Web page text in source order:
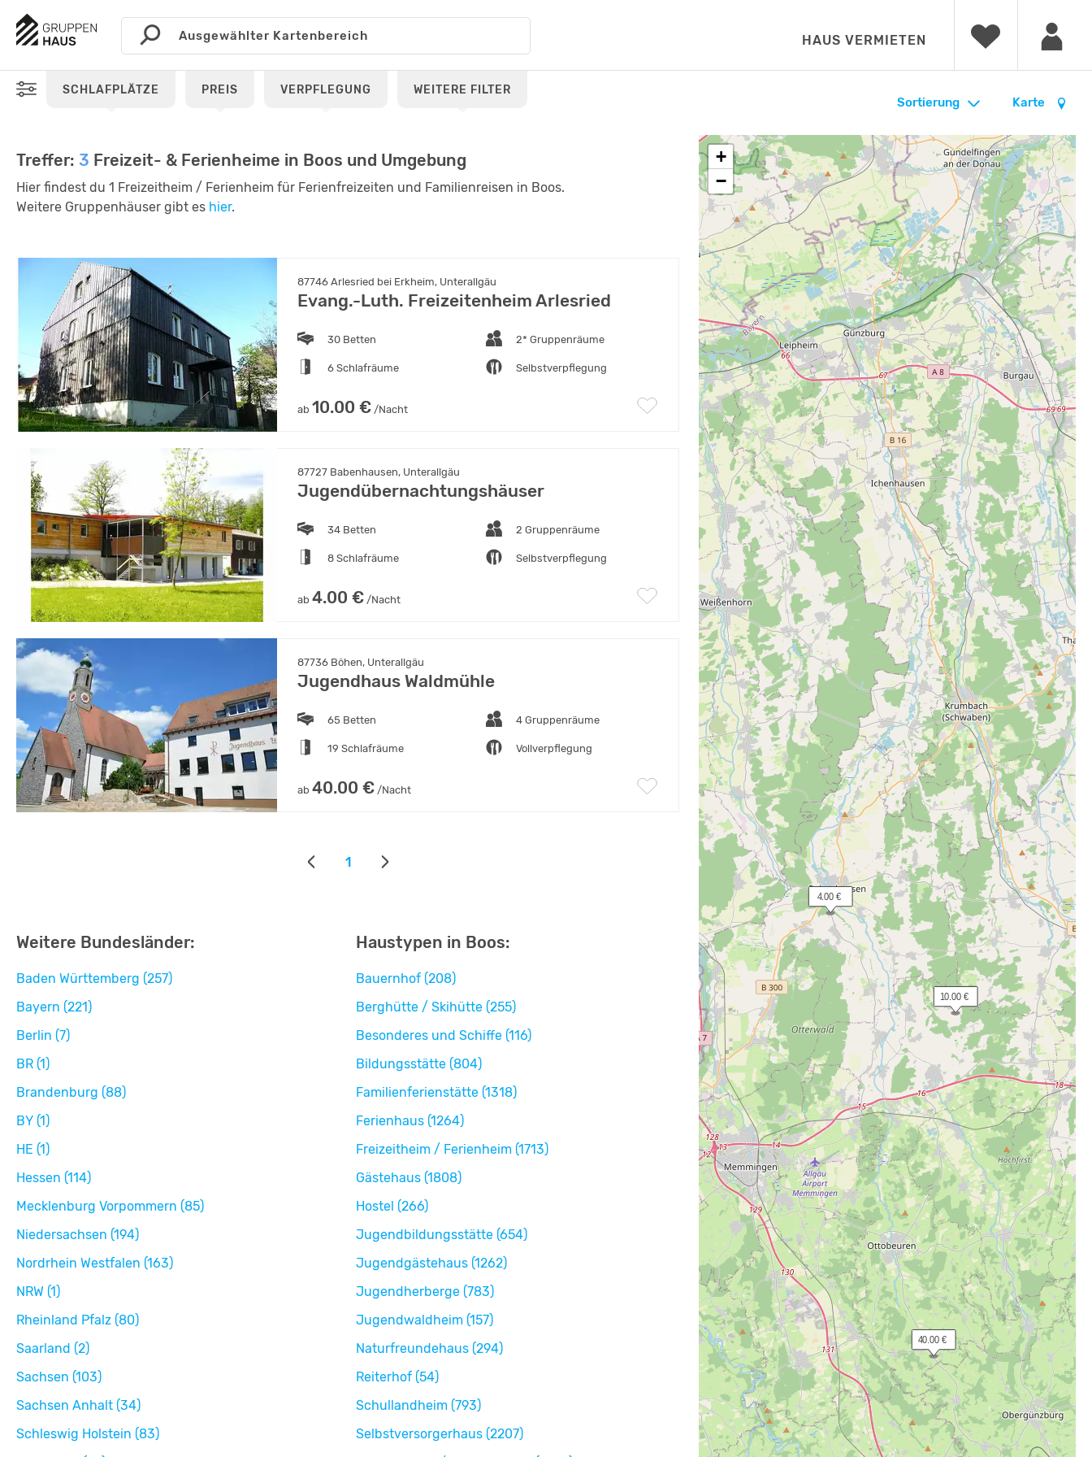
HAUS VERMIETEN
SCHLAFPLÄTZE PREIS VERPFLEGUNG WEITERE FILTER
Karte
Sortierung
Treffer: 3 Freizeit- & Ferienheime in Boos und Umgebung
Hier findest du 1 Freizeitheim / Ferienheim für Ferienfreizeiten und Familienreisen in Boos.
Weitere Gruppenhäuser gibt es hier.
87746 Arlesried bei Erkheim, Unterallgäu
Evang.-Luth. Freizeitenheim Arlesried
30 Betten 2* Gruppenräume
6 Schlafräume Selbstverpflegung
ab 10.00 € /Nacht
87727 Babenhausen, Unterallgäu
Jugendübernachtungshäuser
34 Betten 2 Gruppenräume
8 Schlafräume Selbstverpflegung
ab 4.00 € /Nacht
87736 Böhen, Unterallgäu
Jugendhaus Waldmühle
65 Betten 4 Gruppenräume
19 Schlafräume Vollverpflegung
ab 40.00 € /Nacht
1
Weitere Bundesländer:
Baden Württemberg (257)
Bayern (221)
Berlin (7)
BR (1)
Brandenburg (88)
BY (1)
HE (1)
Hessen (114)
Mecklenburg Vorpommern (85)
Niedersachsen (194)
Nordrhein Westfalen (163)
NRW (1)
Rheinland Pfalz (80)
Saarland (2)
Sachsen (103)
Sachsen Anhalt (34)
Schleswig Holstein (83)
Haustypen in Boos:
Bauernhof (208)
Berghütte / Skihütte (255)
Besonderes und Schiffe (116)
Bildungsstätte (804)
Familienferienstätte (1318)
Ferienhaus (1264)
Freizeitheim / Ferienheim (1713)
Gästehaus (1808)
Hostel (266)
Jugendbildungsstätte (654)
Jugendgästehaus (1262)
Jugendherberge (783)
Jugendwaldheim (157)
Naturfreundehaus (294)
Reiterhof (54)
Schullandheim (793)
Selbstversorgerhaus (2207)
10.00 €
  4.00 €
40.00 €
+
−